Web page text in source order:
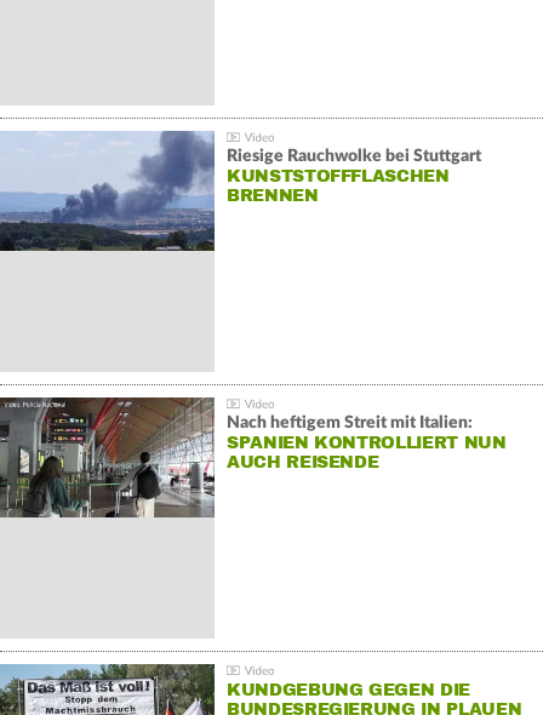
Riesige Rauchwolke bei Stuttgart
KUNSTSTOFFFLASCHEN
BRENNEN
Nach heftigem Streit mit Italien:
SPANIEN KONTROLLIERT NUN
AUCH REISENDE
KUNDGEBUNG GEGEN DIE
BUNDESREGIERUNG IN PLAUEN